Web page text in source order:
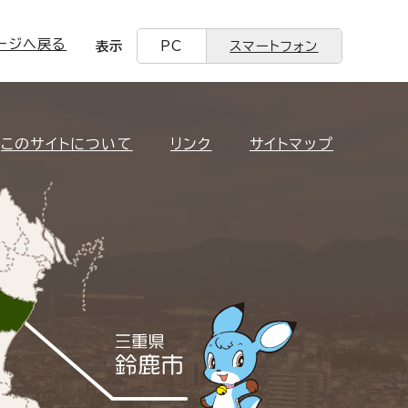
ジへ戻る 表示 PC スマートフォン
このサイトについて リンク サイトマップ